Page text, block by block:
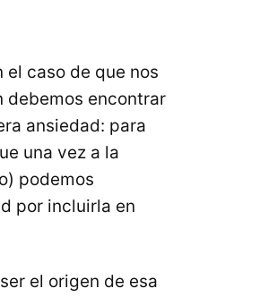
el caso de que nos
debemos encontrar
ansiedad: para
una vez a la
podemos
por incluirla en
el origen de esa